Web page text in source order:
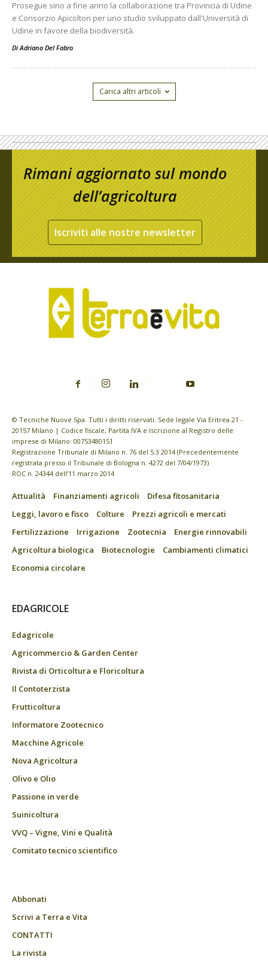
Prosegue sino a fine anno la collaborazione tra Provincia di Udine
e Consorzio Apicoltori per uno studio sviluppato dall'Università di
Udine in favore della biodiversità.
DiAdriano Del Fabro
Carica altri articoli
Rimani aggiornato sul mondo
dell’agricoltura
Iscriviti alle nostre newsletter
© Tecniche Nuove Spa. Tutti i diritti riservati. Sede legale Via Eritrea 21 -
20157 Milano | Codice fiscale, Partita IVA e Iscrizione al Registro delle
imprese di Milano: 00753480151
Registrazione Tribunale di Milano n. 76 del 5.3.2014 (Precedentemente
registrata presso il Tribunale di Bologna n. 4272 del 7/04/1973)
ROC n. 24344 dell’11 marzo 2014
Attualità Finanziamenti agricoli
Difesa fitosanitaria
Leggi, lavoro e fisco
Colture
Prezzi agricoli e mercati
Fertilizzazione
Irrigazione Zootecnia
Energie rinnovabili
Agricoltura biologica
Biotecnologie
Cambiamenti climatici
Economia circolare
EDAGRICOLE
Edagricole
Agricommercio & Garden Center
Rivista di Orticoltura e Floricoltura
Il Contoterzista
Frutticoltura
Informatore Zootecnico
Macchine Agricole
Nova Agricoltura
Olivo e Olio
Passione in verde
Suinicoltura
VVQ – Vigne, Vini e Qualità
Comitato tecnico scientifico
Abbonati
Scrivi a Terra e Vita
CONTATTI
La rivista